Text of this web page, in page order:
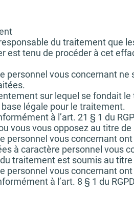
du traitement que
est tenu de procéder à cet
personnel vous concernant
sur lequel se fondait le
base légale pour le traitement.
à l’art. 21 § 1 du
vous vous opposez au titre de
personnel vous concernant
à caractère personnel vous
traitement est soumis au
personnel vous concernant
à l’art. 8 § 1 du